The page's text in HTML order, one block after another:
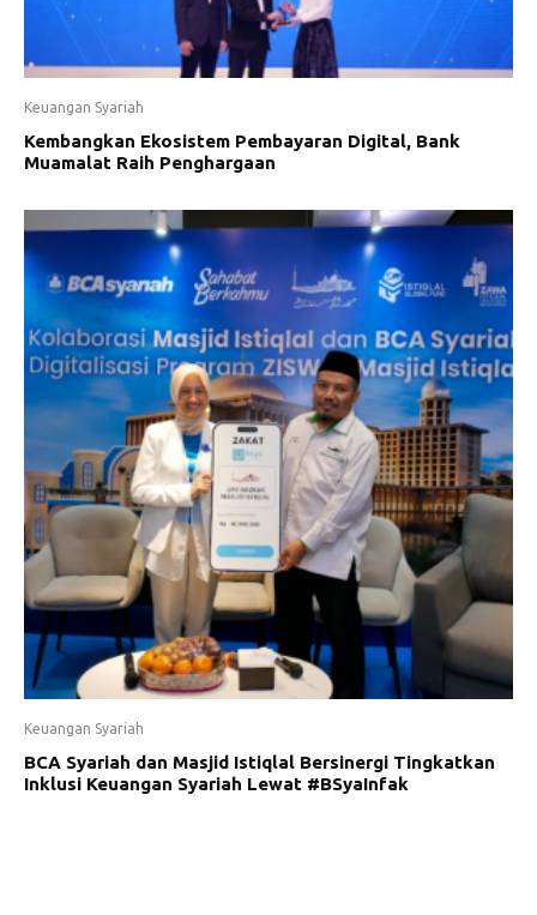
Keuangan Syariah
Kembangkan Ekosistem Pembayaran Digital, Bank
Muamalat Raih Penghargaan
Keuangan Syariah
BCA Syariah dan Masjid Istiqlal Bersinergi Tingkatkan
Inklusi Keuangan Syariah Lewat #BSyaInfak